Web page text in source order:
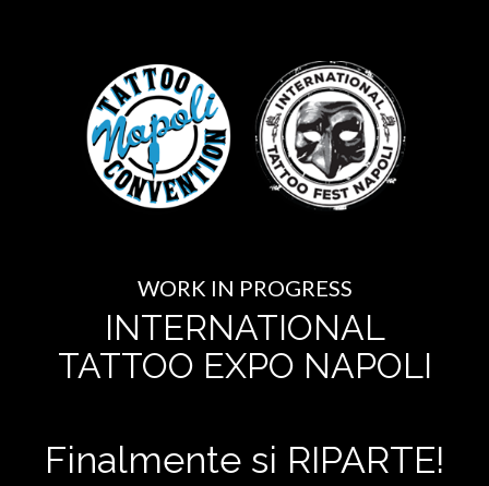
WORK IN PROGRESS
INTERNATIONAL
TATTOO EXPO NAPOLI
Finalmente si RIPARTE!